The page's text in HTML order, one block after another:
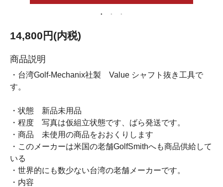
14,800円(内税)
商品説明
・台湾Golf-Mechanix社製 Value シャフト抜き工具で
す。
・状態 新品未用品
・程度 写真は仮組立状態です、ばら発送です。
・商品 未使用の商品をおおくりします
・このメーカーは米国の老舗GolfSmithへも商品供給して
いる
・世界的にも数少ない台湾の老舗メーカーです。
・内容